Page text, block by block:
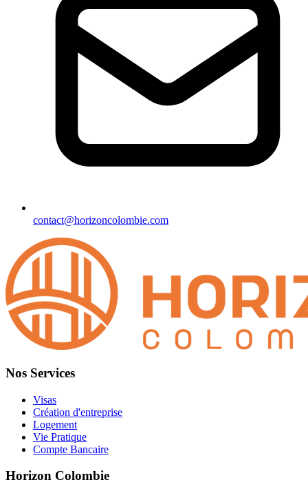
contact@horizoncolombie.com
Nos Services
Visas
Création d'entreprise
Logement
Vie Pratique
Compte Bancaire
Horizon Colombie